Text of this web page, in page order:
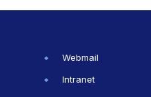
Webmail
Intranet